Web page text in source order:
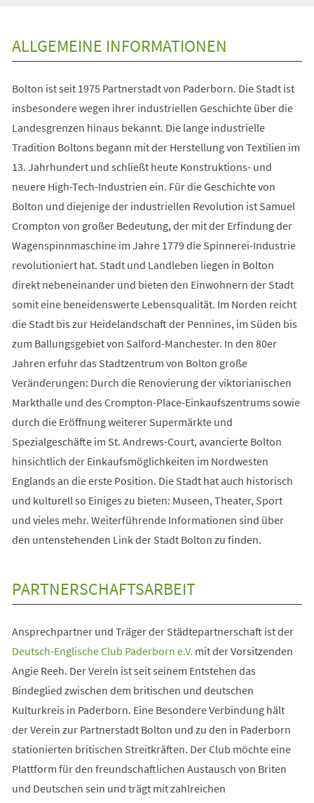
ALLGEMEINE INFORMATIONEN
Bolton ist seit 1975 Partnerstadt von Paderborn. Die Stadt ist
insbesondere wegen ihrer industriellen Geschichte über die
Landesgrenzen hinaus bekannt. Die lange industrielle
Tradition Boltons begann mit der Herstellung von Textilien im
13. Jahrhundert und schließt heute Konstruktions- und
neuere High-Tech-Industrien ein. Für die Geschichte von
Bolton und diejenige der industriellen Revolution ist Samuel
Crompton von großer Bedeutung, der mit der Erfindung der
Wagenspinnmaschine im Jahre 1779 die Spinnerei-Industrie
revolutioniert hat. Stadt und Landleben liegen in Bolton
direkt nebeneinander und bieten den Einwohnern der Stadt
somit eine beneidenswerte Lebensqualität. Im Norden reicht
die Stadt bis zur Heidelandschaft der Pennines, im Süden bis
zum Ballungsgebiet von Salford-Manchester. In den 80er
Jahren erfuhr das Stadtzentrum von Bolton große
Veränderungen: Durch die Renovierung der viktorianischen
Markthalle und des Crompton-Place-Einkaufszentrums sowie
durch die Eröffnung weiterer Supermärkte und
Spezialgeschäfte im St. Andrews-Court, avancierte Bolton
hinsichtlich der Einkaufsmöglichkeiten im Nordwesten
Englands an die erste Position. Die Stadt hat auch historisch
und kulturell so Einiges zu bieten: Museen, Theater, Sport
und vieles mehr. Weiterführende Informationen sind über
den untenstehenden Link der Stadt Bolton zu finden.
PARTNERSCHAFTSARBEIT
Ansprechpartner und Träger der Städtepartnerschaft ist der
Deutsch-Englische Club Paderborn e.V.
(Öffnet
einem
neuen
Tab)
mit der Vorsitzenden
Angie Reeh. Der Verein ist seit seinem Entstehen das
Bindeglied zwischen dem britischen und deutschen
Kulturkreis in Paderborn. Eine Besondere Verbindung hält
der Verein zur Partnerstadt Bolton und zu den in Paderborn
stationierten britischen Streitkräften. Der Club möchte eine
Plattform für den freundschaftlichen Austausch von Briten
und Deutschen sein und trägt mit zahlreichen